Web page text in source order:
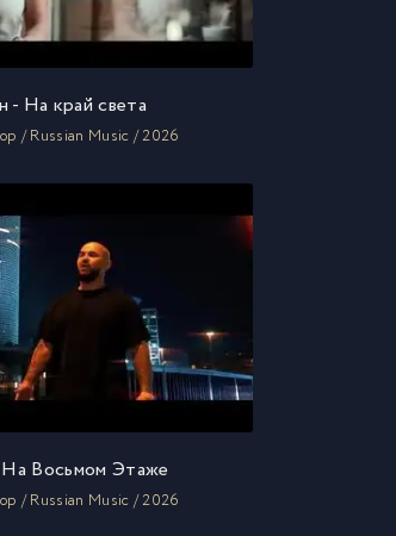
- На край света
/ Russian Music / 2026
Восьмом Этаже
/ Russian Music / 2026